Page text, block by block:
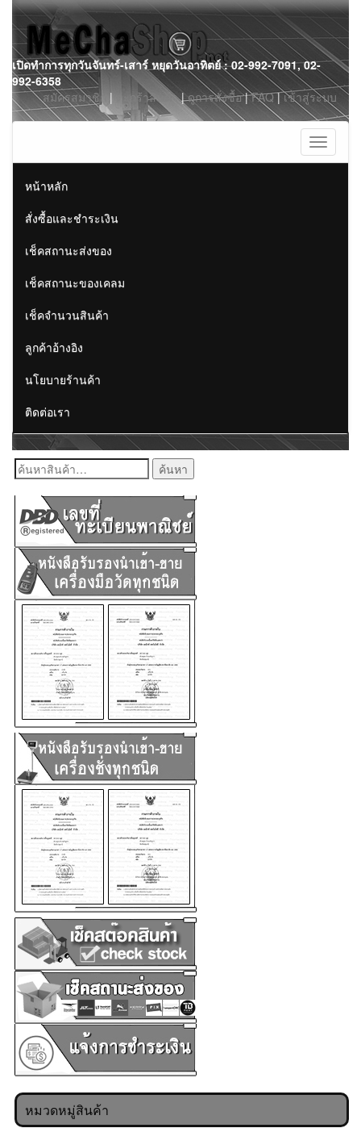
Skip
to
content
เปิดทำการทุกวันจันทร์-เสาร์ หยุดวันอาทิตย์ : 02-992-7091, 02-
992-6358
สมัครสมาชิก | ตะกร้าสินค้า|ดูการสั่งซื้อ|FAQ|เข้าสู่ระบบ
Toggle
หน้าหลัก
สั่งซื้อและชำระเงิน
เช็คสถานะส่งของ
เช็คสถานะของเคลม
เช็คจำนวนสินค้า
ลูกค้าอ้างอิง
นโยบายร้านค้า
ติดต่อเรา
ค้นหา:
หมวดหมู่สินค้า